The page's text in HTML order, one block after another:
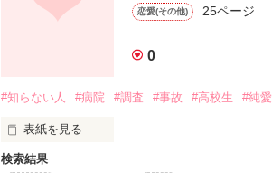
天然若頭×暴走族Ⅰ【完】
助けて
恋愛(その他) 25ページ
0
#知らない人 #病院 #調査 #事故 #高校生 #純愛
表紙を見る
貴方は誰？
検索結果